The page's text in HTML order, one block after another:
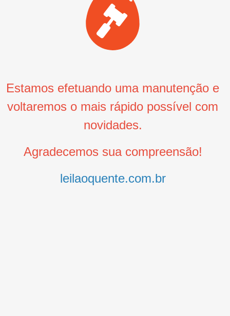
Estamos efetuando uma manutenção e
voltaremos o mais rápido possível com
novidades.
Agradecemos sua compreensão!
leilaoquente.com.br